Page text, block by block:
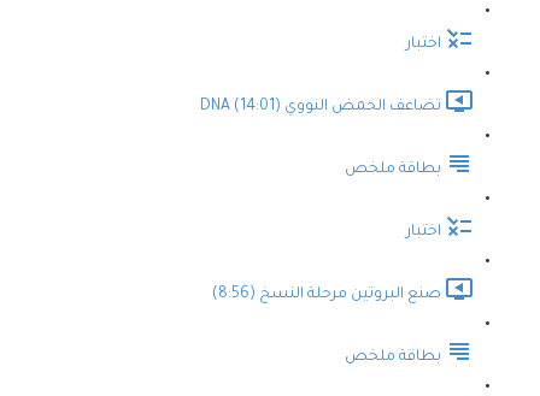
اختبار
تضاعف الحمض النووي DNA (14:01)
بطاقة ملخص
اختبار
صنع البروتين مرحلة النسخ (8:56)
بطاقة ملخص